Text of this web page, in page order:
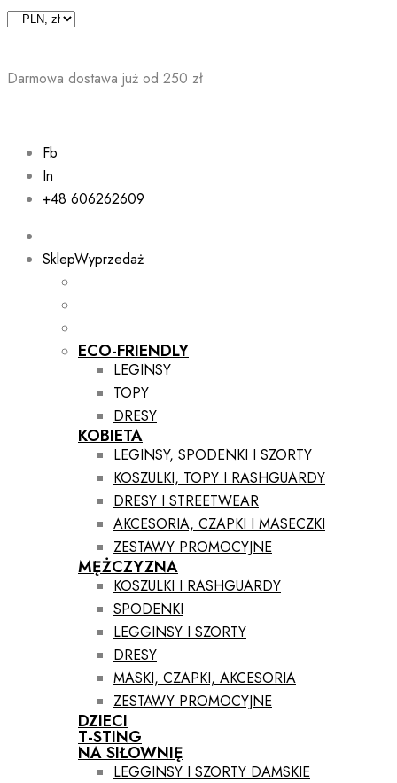
Skip
Darmowa dostawa już od 250 zł
Fb
In
+48 606262609
SklepWyprzedaż
ECO-FRIENDLY
LEGINSY
TOPY
DRESY
KOBIETA
LEGINSY, SPODENKI I SZORTY
KOSZULKI, TOPY I RASHGUARDY
DRESY I STREETWEAR
AKCESORIA, CZAPKI I MASECZKI
ZESTAWY PROMOCYJNE
MĘŻCZYZNA
KOSZULKI I RASHGUARDY
SPODENKI
LEGGINSY I SZORTY
DRESY
MASKI, CZAPKI, AKCESORIA
ZESTAWY PROMOCYJNE
DZIECI
T-STING
NA SIŁOWNIĘ
LEGGINSY I SZORTY DAMSKIE